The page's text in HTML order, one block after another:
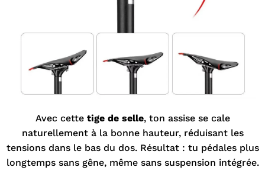
Avec cette tige de selle, ton assise se cale
naturellement à la bonne hauteur, réduisant les
tensions dans le bas du dos. Résultat : tu pédales plus
longtemps sans gêne, même sans suspension intégrée.